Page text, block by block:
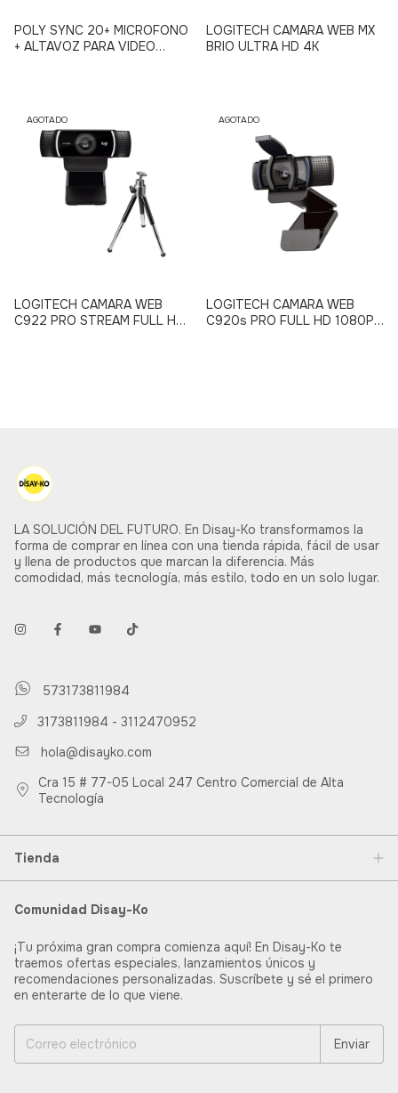
POLY SYNC 20+ MICROFONO
+ ALTAVOZ PARA VIDEO
LOGITECH CAMARA WEB MX
BRIO ULTRA HD 4K
AGOTADO
LOGITECH CAMARA WEB
C922 PRO STREAM FULL HD
AGOTADO
LOGITECH CAMARA WEB
C920s PRO FULL HD 1080P
LA SOLUCIÓN DEL FUTURO. En Disay-Ko transformamos la
forma de comprar en línea con una tienda rápida, fácil de usar
y llena de productos que marcan la diferencia. Más
comodidad, más tecnología, más estilo, todo en un solo lugar.
573173811984
3173811984 - 3112470952
hola@disayko.com
Cra 15 # 77-05 Local 247 Centro Comercial de Alta
Tecnología
Tienda
Comunidad Disay-Ko
¡Tu próxima gran compra comienza aquí! En Disay-Ko te
traemos ofertas especiales, lanzamientos únicos y
recomendaciones personalizadas. Suscríbete y sé el primero
en enterarte de lo que viene.